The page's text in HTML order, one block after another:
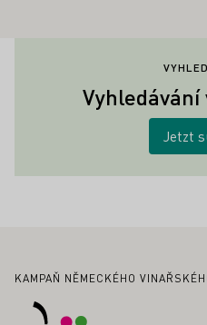
Vyhledávání
Jetzt
Zápatí
KAMPAŇ NĚMECKÉHO